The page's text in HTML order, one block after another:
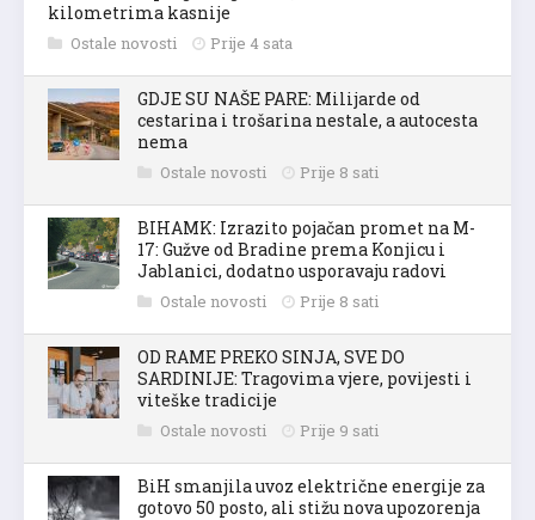
kilometrima kasnije
Ostale novosti Prije 4 sata
GDJE SU NAŠE PARE: Milijarde od
cestarina i trošarina nestale, a autocesta
nema
Ostale novosti Prije 8 sati
BIHAMK: Izrazito pojačan promet na M-
17: Gužve od Bradine prema Konjicu i
Jablanici, dodatno usporavaju radovi
Ostale novosti Prije 8 sati
OD RAME PREKO SINJA, SVE DO
SARDINIJE: Tragovima vjere, povijesti i
viteške tradicije
Ostale novosti Prije 9 sati
BiH smanjila uvoz električne energije za
gotovo 50 posto, ali stižu nova upozorenja